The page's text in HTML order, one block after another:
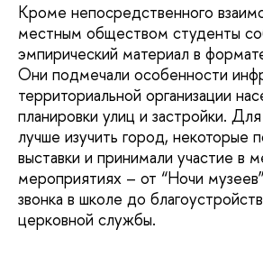
Кроме непосредственного
местным обществом студенты
эмпирический материал в
Они подмечали особенности
территориальной организации
планировки улиц и застройки.
лучше изучить город, некоторые
выставки и принимали участие в
мероприятиях – от “Ночи
звонка в школе до
церковной службы.